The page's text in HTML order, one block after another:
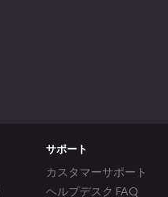
サポート
カスタマーサポート
ヘルプデスク FAQ